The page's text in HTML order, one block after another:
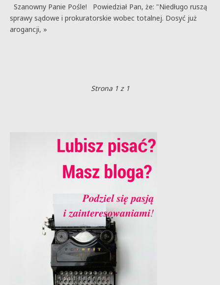
Szanowny Panie Pośle! Powiedział Pan, że: "Niedługo ruszą
sprawy sądowe i prokuratorskie wobec totalnej. Dosyć już
arogancji, »
Strona 1 z 1